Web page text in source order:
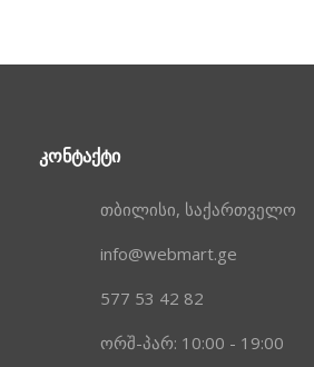
ᲙᲝᲜᲢᲐᲥᲢᲘ
თბილისი, საქართველო
info@webmart.ge
577 53 42 82
ორშ-პარ: 10:00 - 19:00